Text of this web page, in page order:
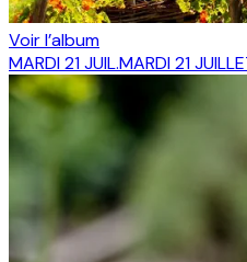
Voir l’album
MARDI 21 JUIL.MARDI 21